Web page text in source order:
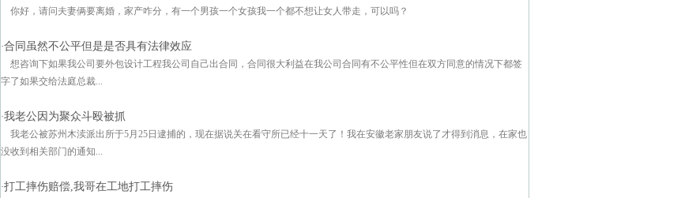
你好，请问夫妻俩要离婚，家产咋分，有一个男孩一个女孩我一个都不想让女人带走，可以吗？
·合同虽然不公平但是是否具有法律效应
想咨询下如果我公司要外包设计工程我公司自己出合同，合同很大利益在我公司合同有不公平性但在双方同意的情况下都签
字了如果交给法庭总裁...
·我老公因为聚众斗殴被抓
我老公被苏州木渎派出所于5月25日逮捕的，现在据说关在看守所已经十一天了！我在安徽老家朋友说了才得到消息，在家也
没收到相关部门的通知...
·打工摔伤赔偿,我哥在工地打工摔伤